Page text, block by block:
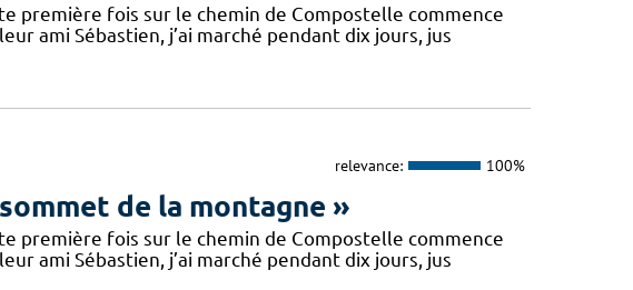
première fois sur le chemin de Compostelle commence
ami Sébastien, j’ai marché pendant dix jours, jus
relevance: 100%
de la montagne »
première fois sur le chemin de Compostelle commence
ami Sébastien, j’ai marché pendant dix jours, jus